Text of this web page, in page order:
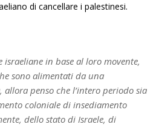
di cancellare i palestinesi.
israeliane in base al loro movente,
sono alimentati da una
penso che l’intero periodo sia
coloniale di insediamento
dello stato di Israele, di